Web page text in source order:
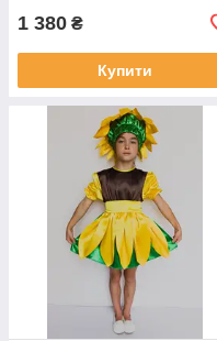
1 380 ₴
Купити